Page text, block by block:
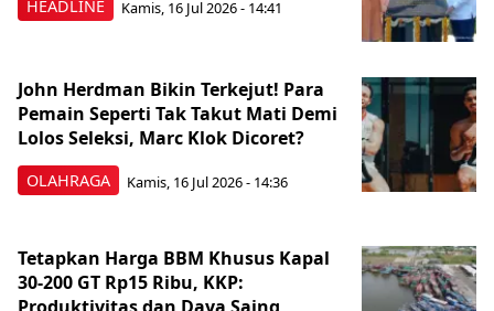
HEADLINE Kamis, 16 Jul 2026 - 14:41
OLAHRAGA
John Herdman Bikin Terkejut! Para
Pemain Seperti Tak Takut Mati Demi
Lolos Seleksi, Marc Klok Dicoret?
Kamis, 16 Jul 2026 - 14:36
Tetapkan Harga BBM Khusus Kapal
30-200 GT Rp15 Ribu, KKP: